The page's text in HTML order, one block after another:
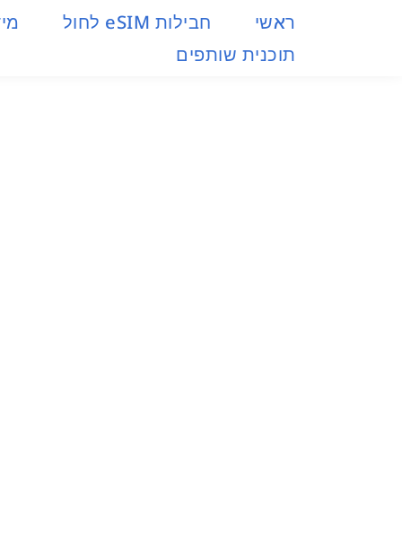
ראשי חבילות eSIM​ לחול
תוכנית שותפים